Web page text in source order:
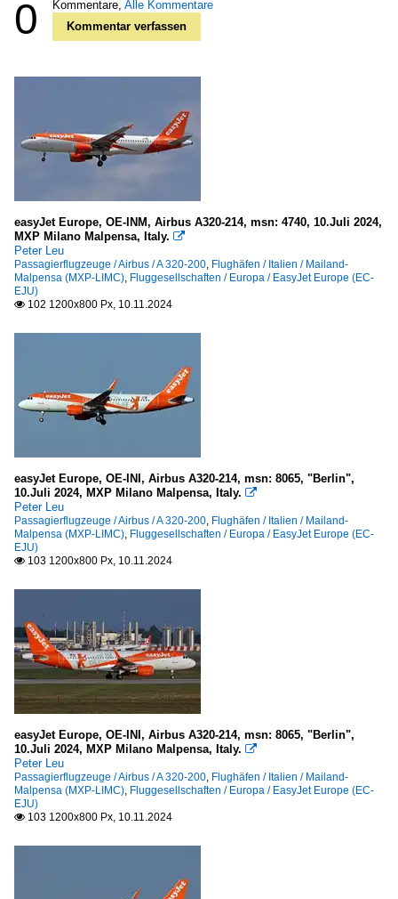
0 Kommentare, Alle Kommentare
Kommentar verfassen
easyJet Europe, OE-INM, Airbus A320-214, msn: 4740, 10.Juli 2024,
MXP Milano Malpensa, Italy. 
Peter Leu
Passagierflugzeuge / Airbus / A 320-200, Flughäfen / Italien / Mailand-
Malpensa (MXP-LIMC), Fluggesellschaften / Europa / EasyJet Europe (EC-
EJU)
 102 1200x800 Px, 10.11.2024
easyJet Europe, OE-INI, Airbus A320-214, msn: 8065, "Berlin",
10.Juli 2024, MXP Milano Malpensa, Italy. 
Peter Leu
Passagierflugzeuge / Airbus / A 320-200, Flughäfen / Italien / Mailand-
Malpensa (MXP-LIMC), Fluggesellschaften / Europa / EasyJet Europe (EC-
EJU)
 103 1200x800 Px, 10.11.2024
easyJet Europe, OE-INI, Airbus A320-214, msn: 8065, "Berlin",
10.Juli 2024, MXP Milano Malpensa, Italy. 
Peter Leu
Passagierflugzeuge / Airbus / A 320-200, Flughäfen / Italien / Mailand-
Malpensa (MXP-LIMC), Fluggesellschaften / Europa / EasyJet Europe (EC-
EJU)
 103 1200x800 Px, 10.11.2024